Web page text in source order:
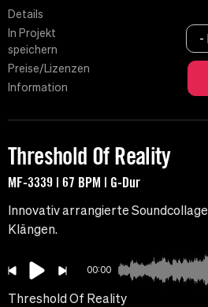
Details
In Projekt
speichern
Preise/Lizenzen
Information
-
Threshold Of Reality
MF-3339 | 67 BPM | G-Dur
Innovativ arrangierte
Klängen.
00:00
Threshold Of Reality